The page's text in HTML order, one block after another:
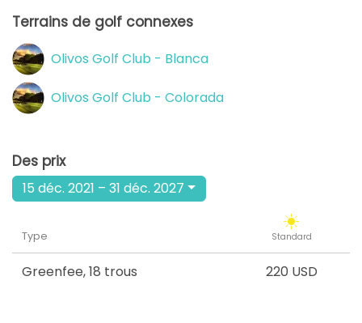
13:00 1-4 j
14:00 1-4 j
15:00
16:00 1-4 j
Terrains de golf connexes
Olivos Golf Club - Blanca
Olivos Golf Club - Colorada
Des prix
15 déc. 2021 – 31 déc. 2027
Type Standard
Greenfee,18 trous 220 USD